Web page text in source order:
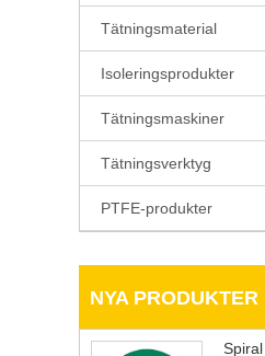
Tätningsmaterial
Isoleringsprodukter
Tätningsmaskiner
Tätningsverktyg
PTFE-produkter
NYA PRODUKTER